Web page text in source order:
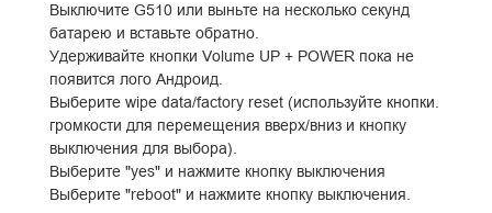
Выключите G510 или выньте на несколько секунд
батарею и вставьте обратно.
Удерживайте кнопки Volume UP + POWER пока не
появится лого Андроид.
Выберите wipe data/factory reset (используйте кнопки.
громкости для перемещения вверх/вниз и кнопку
выключения для выбора).
Выберите "yes" и нажмите кнопку выключения
Выберите "reboot" и нажмите кнопку выключения.